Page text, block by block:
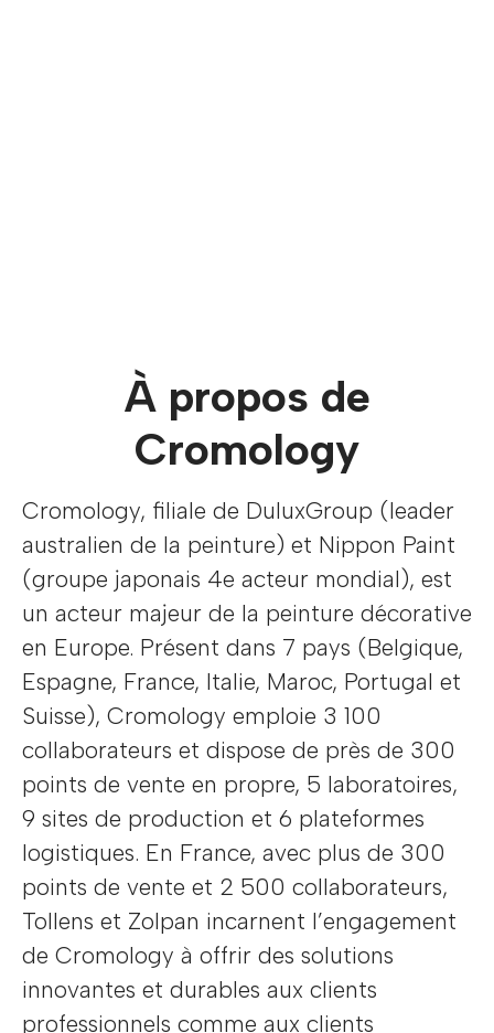
À propos de
Cromology
Cromology, filiale de DuluxGroup (leader
australien de la peinture) et Nippon Paint
(groupe japonais 4e acteur mondial), est
un acteur majeur de la peinture décorative
en Europe. Présent dans 7 pays (Belgique,
Espagne, France, Italie, Maroc, Portugal et
Suisse), Cromology emploie 3 100
collaborateurs et dispose de près de 300
points de vente en propre, 5 laboratoires,
9 sites de production et 6 plateformes
logistiques. En France, avec plus de 300
points de vente et 2 500 collaborateurs,
Tollens et Zolpan incarnent l’engagement
de Cromology à offrir des solutions
innovantes et durables aux clients
professionnels comme aux clients